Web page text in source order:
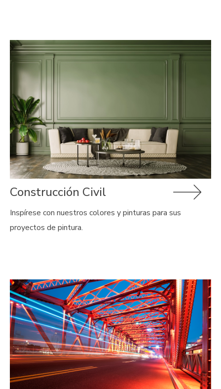
Construcción Civil
Inspírese con nuestros colores y pinturas para sus
proyectos de pintura.